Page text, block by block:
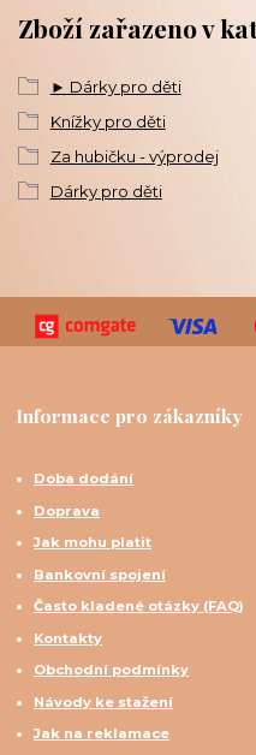
Zboží zařazeno v
► Dárky pro děti
Knížky pro děti
Za hubičku - výprodej
Dárky pro děti
Informace pro zákazníky
Doba dodání
Doprava
Jak mohu platit
Bankovní spojení
Často kladené otázky (FAQ)
Kontakty
Obchodní podmínky
Návody ke stažení
Jak na reklamace